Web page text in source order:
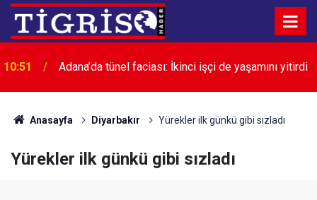
10:51 Adana’da tünel faciası: İkinci işçi de yaşamını yitirdi
Anasayfa Diyarbakır Yürekler ilk günkü gibi sızladı
Yürekler ilk günkü gibi sızladı